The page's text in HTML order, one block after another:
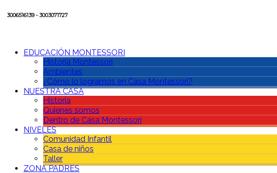
3006516139 - 3003071727
EDUCACIÓN MONTESSORI
Historia Montessori
Ambientes
¿Cómo lo logramos en Casa Montessori?
NUESTRA CASA
Historia
Quienes somos
Dentro de Casa Montessori
NIVELES
Comunidad Infantil
Casa de niños
Taller
ZONA PADRES